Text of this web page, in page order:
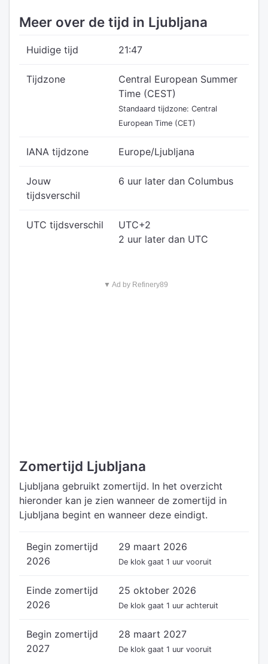
Meer over de tijd in Ljubljana
Huidige tijd 21:47
Tijdzone
Central European Summer
Time (CEST)
Standaard tijdzone: Central
European Time (CET)
IANA tijdzone Europe/Ljubljana
Jouw
tijdsverschil
6 uur later dan Columbus
UTC tijdsverschil
UTC+2
2 uur later dan UTC
▼ Ad by Refinery89
Zomertijd Ljubljana
Ljubljana gebruikt zomertijd. In het overzicht
hieronder kan je zien wanneer de zomertijd in
Ljubljana begint en wanneer deze eindigt.
Begin zomertijd
2026
29 maart 2026
De klok gaat 1 uur vooruit
Einde zomertijd
2026
25 oktober 2026
De klok gaat 1 uur achteruit
Begin zomertijd
2027
28 maart 2027
De klok gaat 1 uur vooruit